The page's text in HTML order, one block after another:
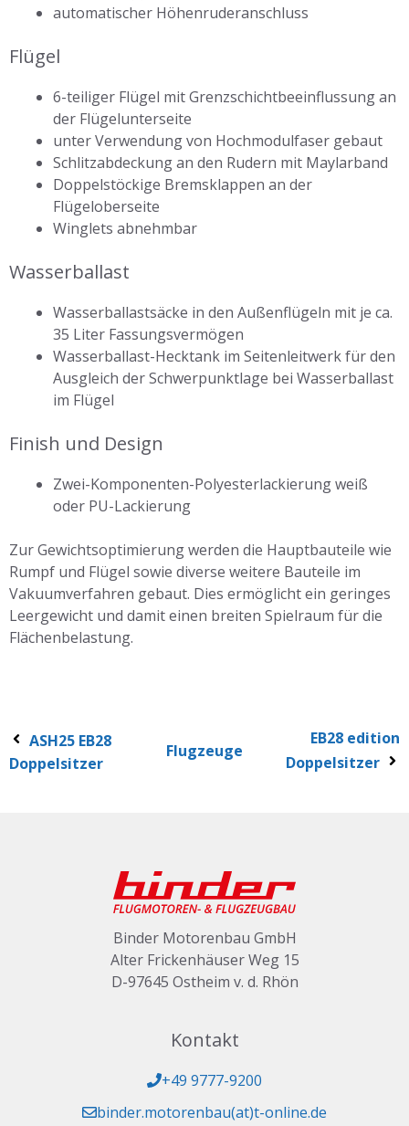
automatischer Höhenruderanschluss
Flügel
6-teiliger Flügel mit Grenzschichtbeeinflussung an
der Flügelunterseite
unter Verwendung von Hochmodulfaser gebaut
Schlitzabdeckung an den Rudern mit Maylarband
Doppelstöckige Bremsklappen an der
Flügeloberseite
Winglets abnehmbar
Wasserballast
Wasserballastsäcke in den Außenflügeln mit je ca.
35 Liter Fassungsvermögen
Wasserballast-Hecktank im Seitenleitwerk für den
Ausgleich der Schwerpunktlage bei Wasserballast
im Flügel
Finish und Design
Zwei-Komponenten-Polyesterlackierung weiß
oder PU-Lackierung
Zur Gewichtsoptimierung werden die Hauptbauteile wie
Rumpf und Flügel sowie diverse weitere Bauteile im
Vakuumverfahren gebaut. Dies ermöglicht ein geringes
Leergewicht und damit einen breiten Spielraum für die
Flächenbelastung.
ASH25 EB28
Doppelsitzer
Flugzeuge
EB28 edition
Doppelsitzer
Binder Motorenbau GmbH
Alter Frickenhäuser Weg 15
D-97645 Ostheim v. d. Rhön
Kontakt
+49 9777-9200
binder.motorenbau(at)t-online.de